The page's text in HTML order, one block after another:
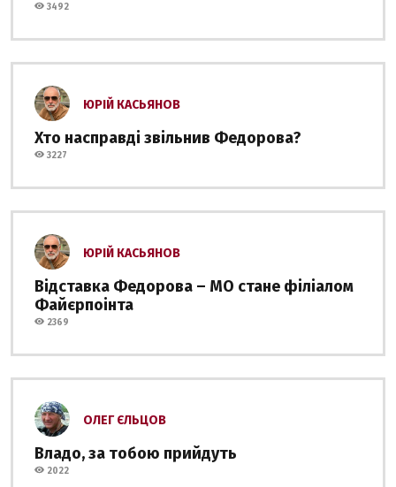
3492
ЮРІЙ КАСЬЯНОВ
Хто насправді звільнив Федорова?
3227
ЮРІЙ КАСЬЯНОВ
Відставка Федорова – МО стане філіалом
Файєрпоінта
2369
ОЛЕГ ЄЛЬЦОВ
Владо, за тобою прийдуть
2022